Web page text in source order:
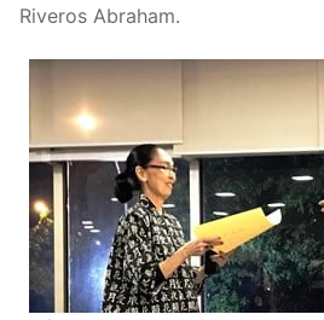
Riveros Abraham.